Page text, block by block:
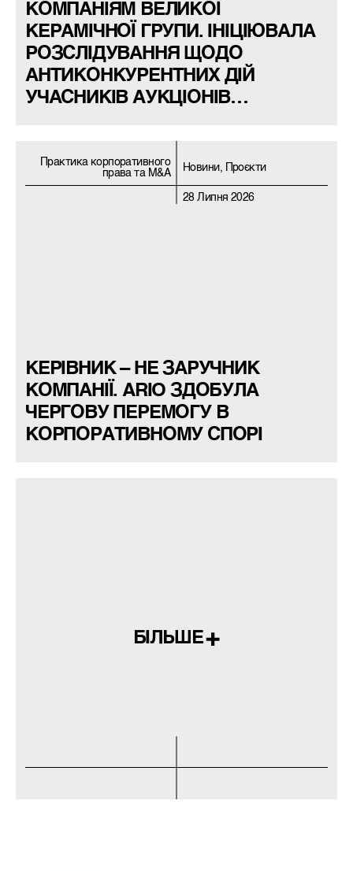
КОМПАНІЯМ ВЕЛИКОЇ
КЕРАМІЧНОЇ ГРУПИ. ІНІЦІЮВАЛА
РОЗСЛІДУВАННЯ ЩОДО
АНТИКОНКУРЕНТНИХ ДІЙ
УЧАСНИКІВ АУКЦІОНІВ
ІНТЕРЕСАХ ГО «ГЕОЛОГІЯ
УКРАЇНИ»
Практика корпоративного
права та M&A
Новини, Проєкти
28 Липня 2026
КЕРІВНИК – НЕ ЗАРУЧНИК
КОМПАНІЇ. ARIO ЗДОБУЛА
ЧЕРГОВУ ПЕРЕМОГУ В
КОРПОРАТИВНОМУ СПОРІ
БІЛЬШЕ